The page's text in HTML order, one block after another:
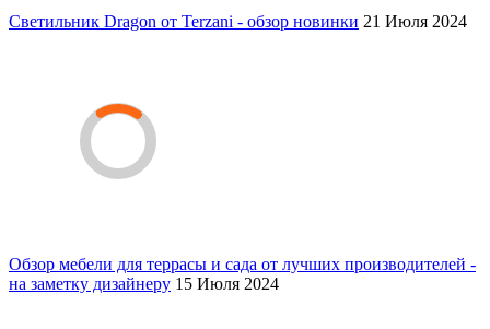
Светильник Dragon от Terzani - обзор новинки 21 Июля 2024
Обзор мебели для террасы и сада от лучших производителей -
на заметку дизайнеру 15 Июля 2024